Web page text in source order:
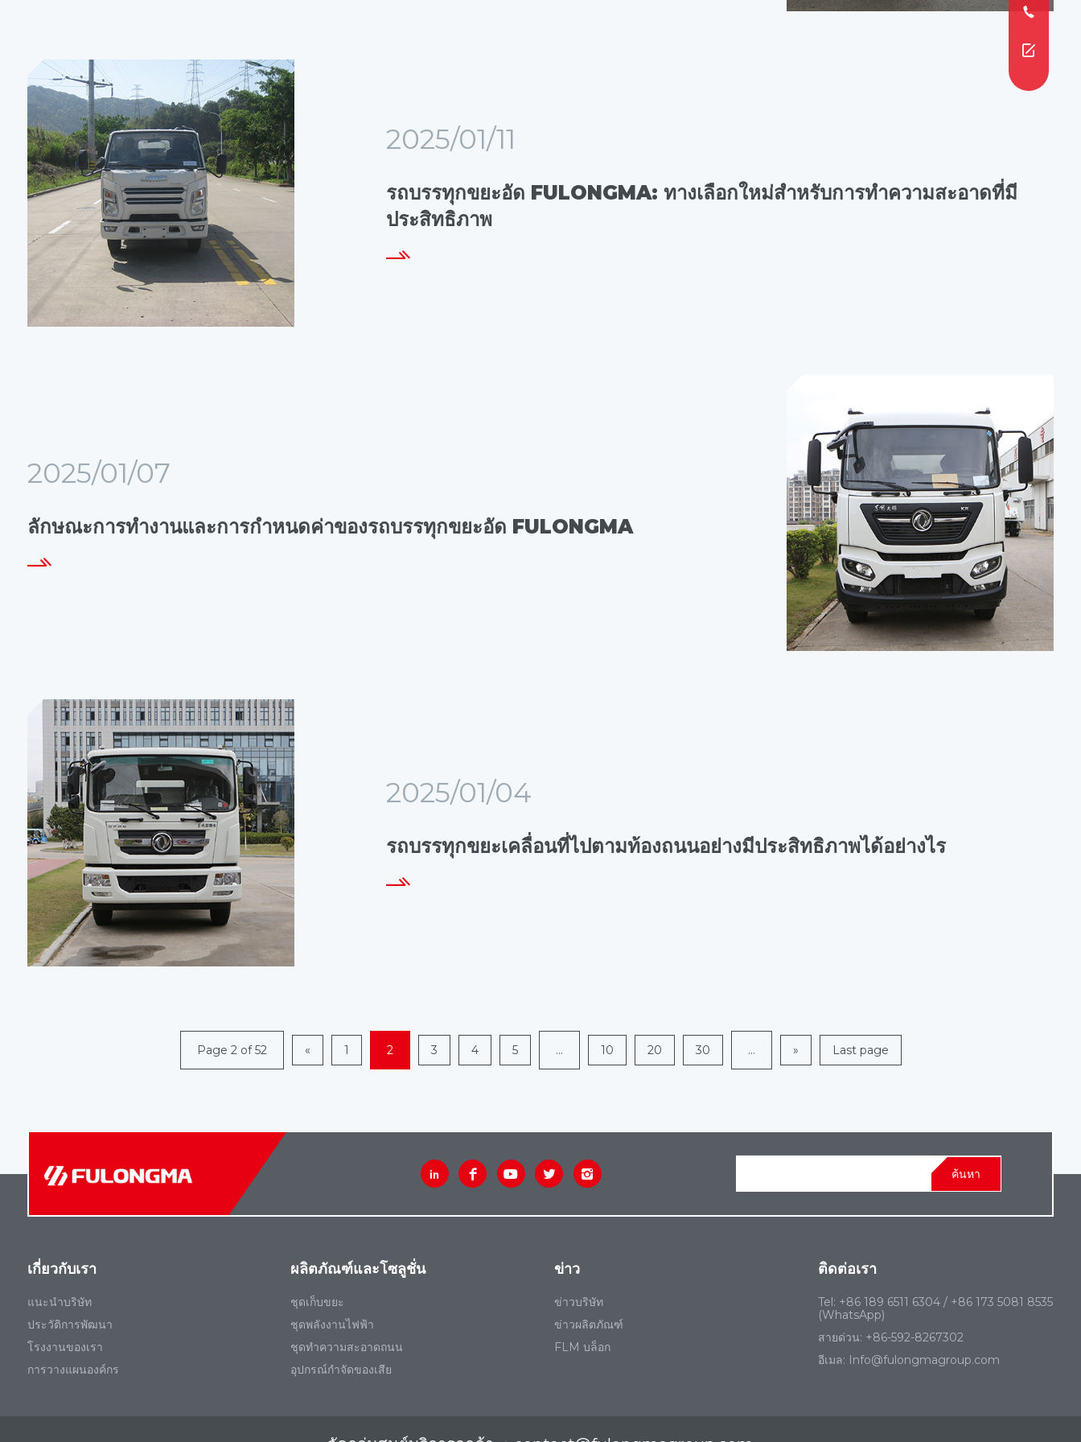
2025/01/11
รถบรรทุกขยะอัด FULONGMA: ทางเลือกใหม่สำหรับการทำความสะอาดที่มี
ประสิทธิภาพ
2025/01/07
ลักษณะการทำงานและการกำหนดค่าของรถบรรทุกขยะอัด FULONGMA
2025/01/04
รถบรรทุกขยะเคลื่อนที่ไปตามท้องถนนอย่างมีประสิทธิภาพได้อย่างไร
Page 2 of 52 « 1 2 3 4 5 ... 10 20 30 ... » Last page
ค้นหา
เกี่ยวกับเรา
แนะนําบริษัท
ประวัติการพัฒนา
โรงงานของเรา
การวางแผนองค์กร
ผลิตภัณฑ์และโซลูชั่น
ชุดเก็บขยะ
ชุดพลังงานไฟฟ้า
ชุดทําความสะอาดถนน
อุปกรณ์กําจัดของเสีย
ข่าว
ข่าวบริษัท
ข่าวผลิตภัณฑ์
FLM บล็อก
ติดต่อเรา
Tel: +86 189 6511 6304 / +86 173 5081 8535
(WhatsApp)
สายด่วน: +86-592-8267302‬
อีเมล:
Info@fulongmagroup.com